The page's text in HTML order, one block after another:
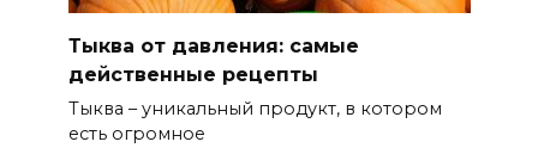
Тыква от давления: самые
действенные рецепты
Тыква – уникальный продукт, в котором
есть огромное